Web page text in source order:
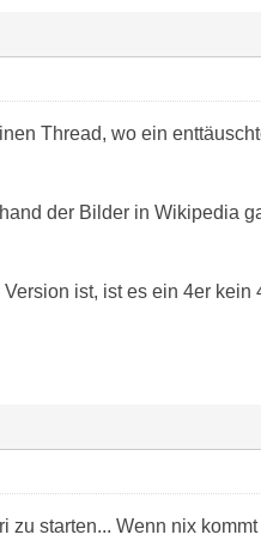
Thread, wo ein
der Bilder in Wikipedia
ist, ist es ein 4er kein
zu starten... Wenn nix